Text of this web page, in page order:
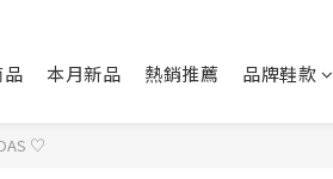
品 本月新品 熱銷推薦 品牌鞋款
♡